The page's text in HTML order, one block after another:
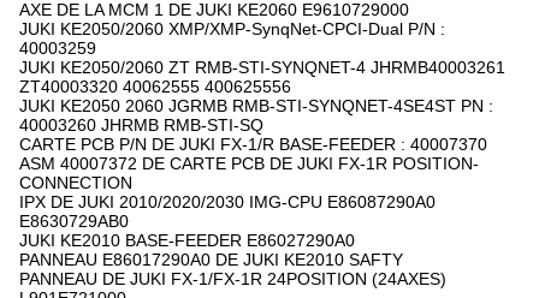
AXE DE LA MCM 1 DE JUKI KE2060 E9610729000
JUKI KE2050/2060 XMP/XMP-SynqNet-CPCI-Dual P/N :
40003259
JUKI KE2050/2060 ZT RMB-STI-SYNQNET-4 JHRMB40003261
ZT40003320 40062555 400625556
JUKI KE2050 2060 JGRMB RMB-STI-SYNQNET-4SE4ST PN :
40003260 JHRMB RMB-STI-SQ
CARTE PCB P/N DE JUKI FX-1/R BASE-FEEDER : 40007370
ASM 40007372 DE CARTE PCB DE JUKI FX-1R POSITION-
CONNECTION
IPX DE JUKI 2010/2020/2030 IMG-CPU E86087290A0
E8630729AB0
JUKI KE2010 BASE-FEEDER E86027290A0
PANNEAU E86017290A0 DE JUKI KE2010 SAFTY
PANNEAU DE JUKI FX-1/FX-1R 24POSITION (24AXES)